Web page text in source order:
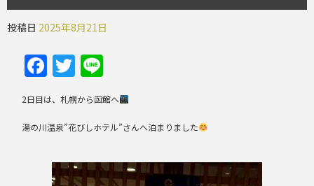
投稿日 2025年8月21日
Facebook
Twitter
2日目は、札幌から函館へ
湯の川温泉”花びしホテル”さんへ泊まりました